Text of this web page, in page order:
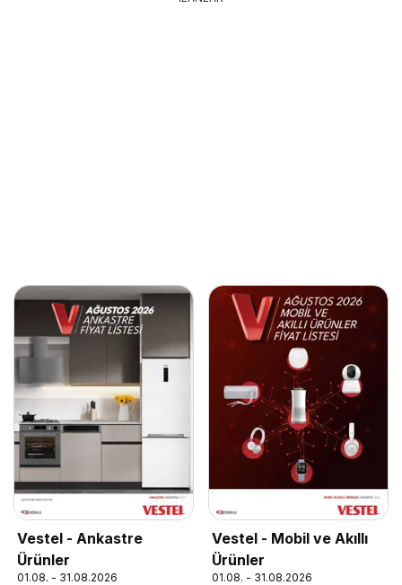
Vestel - Ankastre
Ürünler
01.08. - 31.08.2026
Vestel - Mobil ve Akıllı
Ürünler
01.08. - 31.08.2026